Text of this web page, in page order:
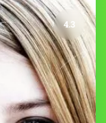
4.3